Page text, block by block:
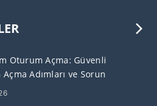
Oturum Açma: Güvenli
Adımları ve Sorun